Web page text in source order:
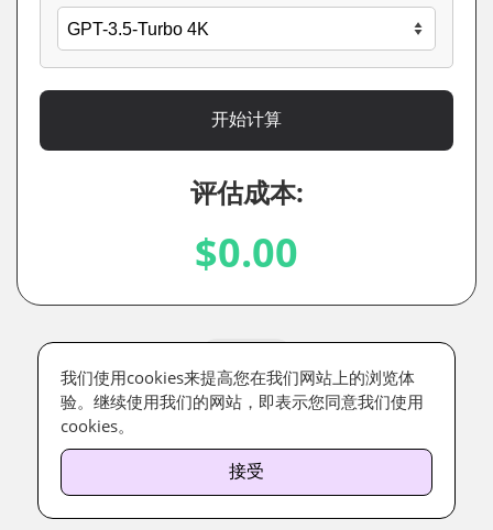
开始计算
评估成本:
$0.00
我们使用cookies来提高您在我们网站上的浏览体
验。继续使用我们的网站，即表示您同意我们使用
cookies。
接受